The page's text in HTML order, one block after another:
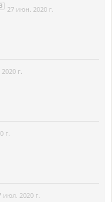
27 июн. 2020 г.
г.
г.
июл. 2020 г.